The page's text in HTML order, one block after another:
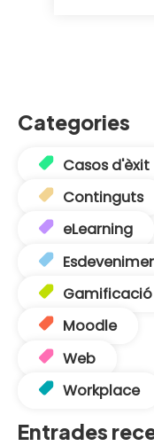
Categories
Casos d'èxit
Continguts
eLearning
Gamificació
Moodle
Web
Workplace
Entrades